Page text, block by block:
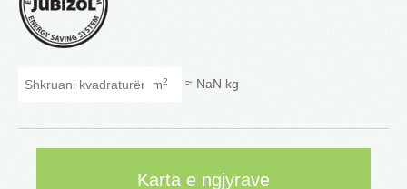
m2 ≈ NaN kg
Karta e ngjyrave